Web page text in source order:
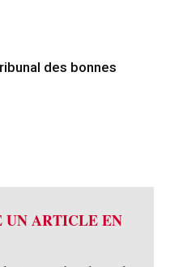
des bonnes
UN ARTICLE EN